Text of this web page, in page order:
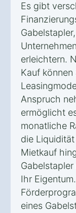
Es gibt
erleichtern.
Kauf können
Anspruch
ermöglicht
monatliche
die
Mietkauf
Ihr
eines